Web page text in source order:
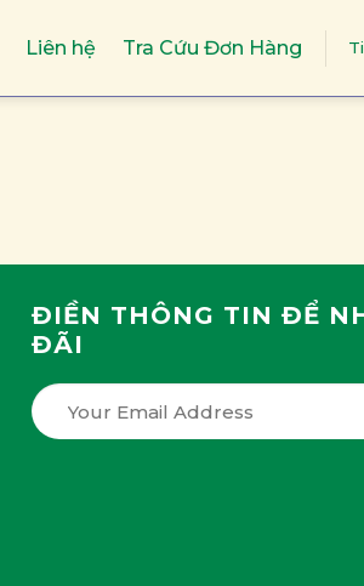
Liên hệ Tra Cứu Đơn Hàng
ĐIỀN THÔNG TIN ĐỂ
ĐÃI